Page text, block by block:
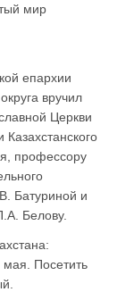
мир
епархии
вручил
Церкви
Казахстанского
профессору
Батуриной и
Белову.
Посетить